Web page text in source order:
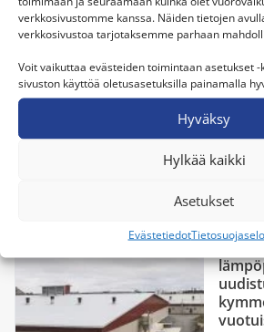
verkkosivustomme kanssa. Näiden tietojen
verkkosivustoa tarjotaksemme parhaan
Voit vaikuttaa evästeiden toimintaan asetukset
sivuston käyttöä oletusasetuksilla painamalla
Hyväksy
Hylkää kaikki
Asetukset
Evästetiedot
varmistaa tuotteiden toimivuuden
ulkolämpötilaan asti. Osalle
lisäksi vieläkin perusteellisemmat
laboratoriossa Espoon
Asennuskohteita